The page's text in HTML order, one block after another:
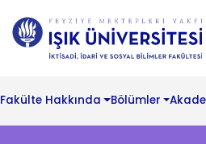
Fakülte Hakkında Bölümler